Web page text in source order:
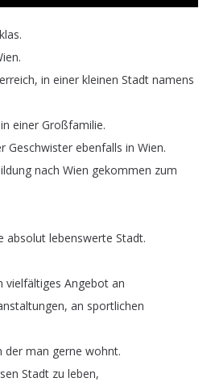
.
.
, in einer kleinen Stadt namens
in einer Großfamilie.
Geschwister ebenfalls in Wien.
nach Wien gekommen zum
absolut lebenswerte Stadt.
vielfältiges Angebot an
, an sportlichen
der man gerne wohnt.
Stadt zu leben,